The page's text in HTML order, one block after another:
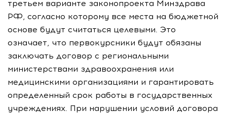
третьем варианте законопроекта Минздрава
РФ, согласно которому все места на бюджетной
основе будут считаться целевыми. Это
означает, что первокурсники будут обязаны
заключать договор с региональными
министерствами здравоохранения или
медицинскими организациями и гарантировать
определенный срок работы в государственных
учреждениях. При нарушении условий договора